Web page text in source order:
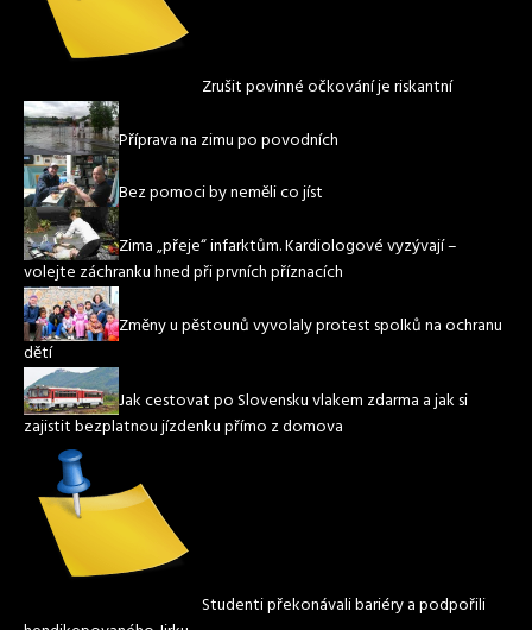
Zrušit povinné očkování je riskantní
Příprava na zimu po povodních
Bez pomoci by neměli co jíst
Zima „přeje“ infarktům. Kardiologové vyzývají –
volejte záchranku hned při prvních příznacích
Změny u pěstounů vyvolaly protest spolků na ochranu
dětí
Jak cestovat po Slovensku vlakem zdarma a jak si
zajistit bezplatnou jízdenku přímo z domova
Studenti překonávali bariéry a podpořili